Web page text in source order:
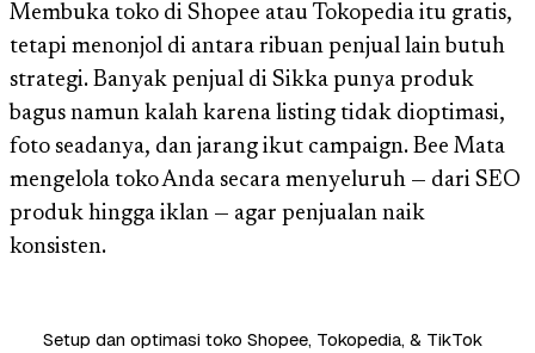
Membuka toko di Shopee atau Tokopedia itu gratis,
tetapi menonjol di antara ribuan penjual lain butuh
strategi. Banyak penjual di Sikka punya produk
bagus namun kalah karena listing tidak dioptimasi,
foto seadanya, dan jarang ikut campaign. Bee Mata
mengelola toko Anda secara menyeluruh — dari SEO
produk hingga iklan — agar penjualan naik
konsisten.
Setup dan optimasi toko Shopee, Tokopedia, & TikTok